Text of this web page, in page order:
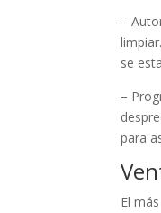
–
se
–
para
El